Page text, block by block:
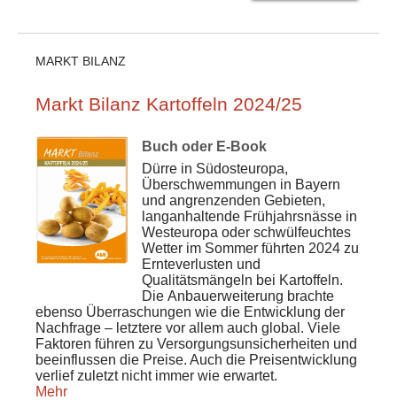
MARKT BILANZ
Markt Bilanz Kartoffeln 2024/25
Buch oder E-Book
Dürre in Südosteuropa,
Überschwemmungen in Bayern
und angrenzenden Gebieten,
langanhaltende Frühjahrsnässe in
Westeuropa oder schwülfeuchtes
Wetter im Sommer führten 2024 zu
Ernteverlusten und
Qualitätsmängeln bei Kartoffeln.
Die Anbauerweiterung brachte
ebenso Überraschungen wie die Entwicklung der
Nachfrage – letztere vor allem auch global. Viele
Faktoren führen zu Versorgungsunsicherheiten und
beeinflussen die Preise. Auch die Preisentwicklung
verlief zuletzt nicht immer wie erwartet.
Mehr